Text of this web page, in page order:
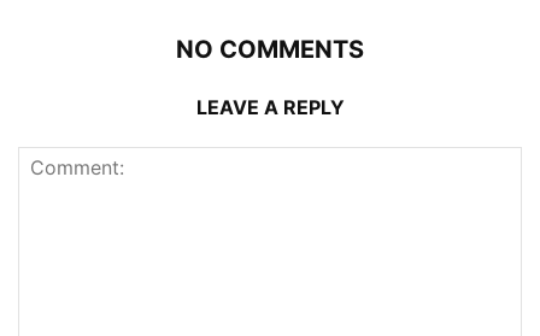
NO COMMENTS
LEAVE A REPLY